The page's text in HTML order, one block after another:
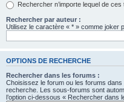
Rechercher n’importe lequel de ces
Rechercher par auteur :
Utilisez le caractère « * » comme joker
OPTIONS DE RECHERCHE
Rechercher dans les forums :
Choisissez le forum ou les forums
recherche. Les sous-forums sont
l’option ci-dessous « Rechercher dans